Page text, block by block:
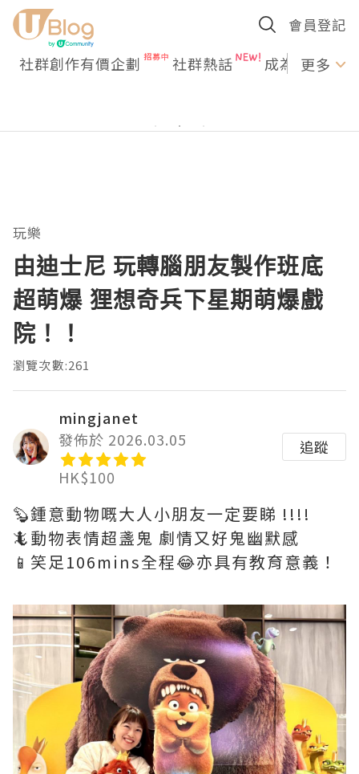
會員登記
社群創作有價企劃 社群熱話 成為U更多
玩樂
由迪士尼 玩轉腦朋友製作班底
超萌爆 狸想奇兵下星期萌爆戲
院！！
瀏覽次數:261
mingjanet
發佈於 2026.03.05
HK$100
追蹤
🦫鍾意動物嘅大人小朋友一定要睇 !!!!
🦎動物表情超盞鬼 劇情又好鬼幽默感
📱笑足106mins全程😂亦具有教育意義！